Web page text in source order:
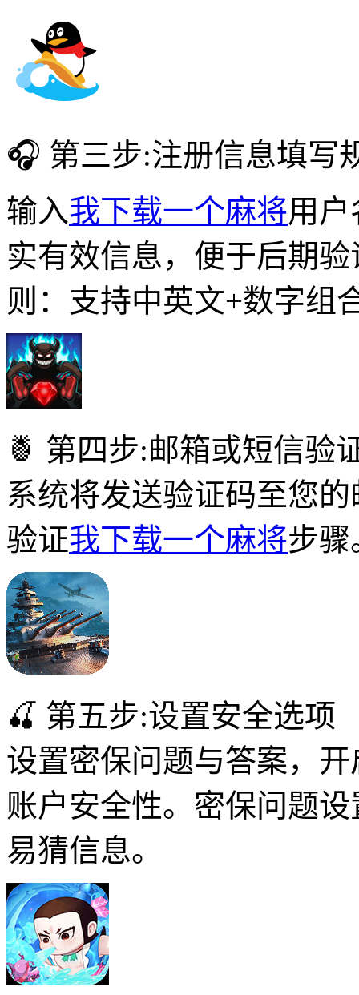
🎧 第三步:注册信息填写
输入我下载一个麻将用
实有效信息，便于后期
则：支持中英文+数字组
🍍 第四步:邮箱或短信验
系统将发送验证码至您
验证我下载一个麻将步骤
🍒 第五步:设置安全选项
设置密保问题与答案，
账户安全性。密保问题
易猜信息。